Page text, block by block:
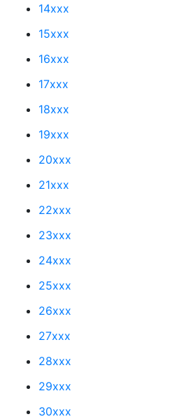
14xxx
15xxx
16xxx
17xxx
18xxx
19xxx
20xxx
21xxx
22xxx
23xxx
24xxx
25xxx
26xxx
27xxx
28xxx
29xxx
30xxx